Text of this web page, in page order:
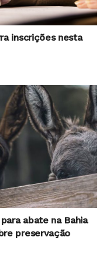
inscrições nesta
abate na Bahia
preservação